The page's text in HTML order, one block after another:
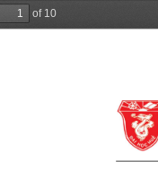
of 10